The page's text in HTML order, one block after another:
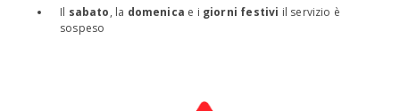
Il sabato, la domenica e i giorni festivi il servizio è
sospeso